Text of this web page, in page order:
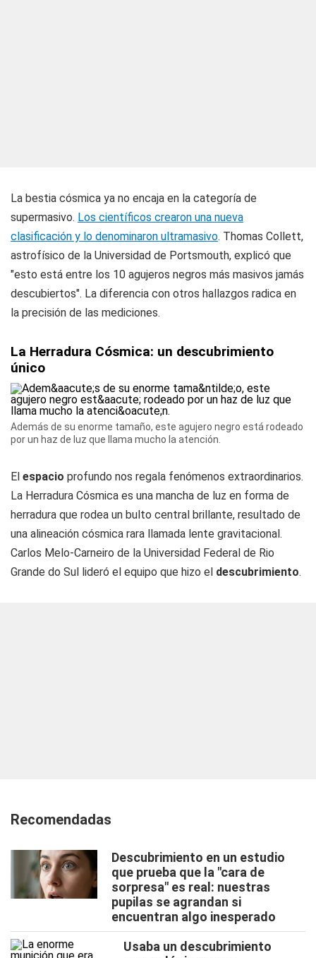
La bestia cósmica ya no encaja en la categoría de
supermasivo. Los científicos crearon una nueva
clasificación y lo denominaron ultramasivo. Thomas Collett,
astrofísico de la Universidad de Portsmouth, explicó que
"esto está entre los 10 agujeros negros más masivos jamás
descubiertos". La diferencia con otros hallazgos radica en
la precisión de las mediciones.
La Herradura Cósmica: un descubrimiento
único
Además de su enorme tamaño, este agujero negro está rodeado
por un haz de luz que llama mucho la atención.
El espacio profundo nos regala fenómenos extraordinarios.
La Herradura Cósmica es una mancha de luz en forma de
herradura que rodea un bulto central brillante, resultado de
una alineación cósmica rara llamada lente gravitacional.
Carlos Melo-Carneiro de la Universidad Federal de Rio
Grande do Sul lideró el equipo que hizo el descubrimiento.
Recomendadas
Descubrimiento en un estudio
que prueba que la "cara de
sorpresa" es real: nuestras
pupilas se agrandan si
encuentran algo inesperado
Usaba un descubrimiento